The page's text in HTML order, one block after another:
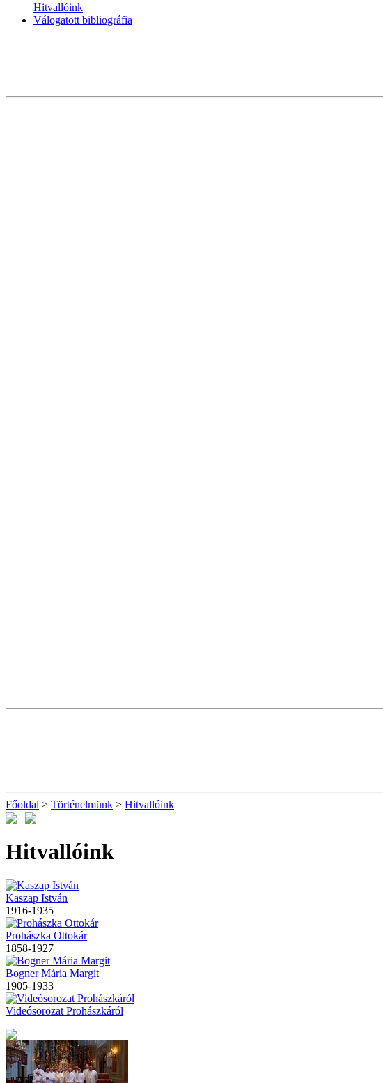
Hitvallóink
Válogatott bibliográfia
Főoldal > Történelmünk > Hitvallóink
Hitvallóink
Kaszap István
1916-1935
Prohászka Ottokár
1858-1927
Bogner Mária Margit
1905-1933
Videósorozat Prohászkáról